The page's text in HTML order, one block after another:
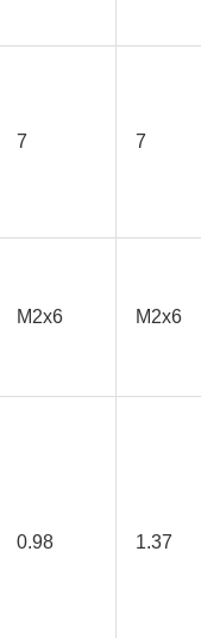
7 7
M2x6 M2x6
0.98 1.37